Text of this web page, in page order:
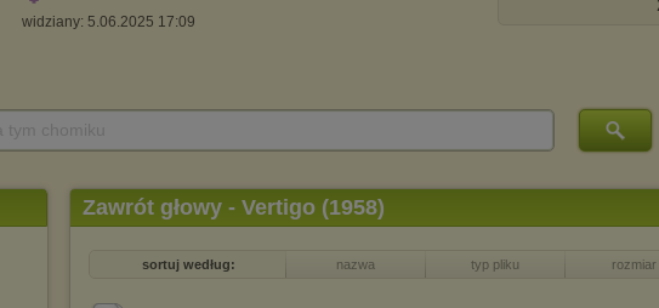
widziany: 5.06.2025 17:09
Zawrót głowy - Vertigo (1958)
sortuj według: nazwa typ pliku rozmiar